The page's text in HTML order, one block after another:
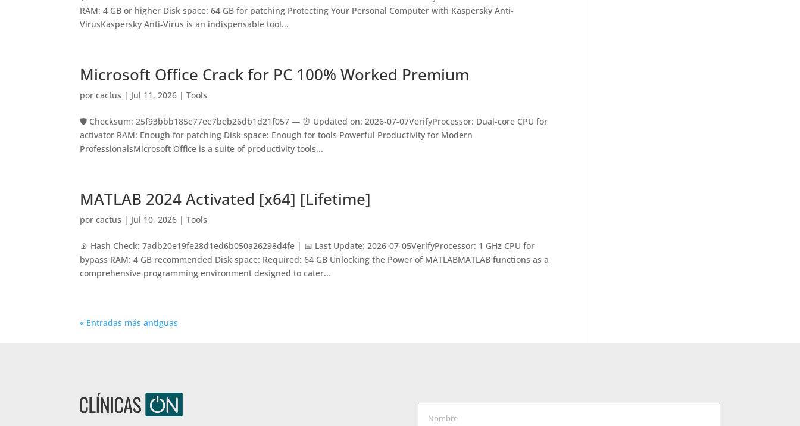
RAM: 4 GB or higher Disk space: 64 GB for patching Protecting Your Personal Computer with Kaspersky Anti-
VirusKaspersky Anti-Virus is an indispensable tool...
Microsoft Office Crack for PC 100% Worked Premium
porcactus | Jul 11, 2026 |Tools
🛡️ Checksum: 25f93bbb185e77ee7beb26db1d21f057 — ⏰ Updated on: 2026-07-07VerifyProcessor: Dual-core CPU for
activator RAM: Enough for patching Disk space: Enough for tools Powerful Productivity for Modern
ProfessionalsMicrosoft Office is a suite of productivity tools...
MATLAB 2024 Activated [x64] [Lifetime]
porcactus | Jul 10, 2026 |Tools
📡 Hash Check: 7adb20e19fe28d1ed6b050a26298d4fe | 📅 Last Update: 2026-07-05VerifyProcessor: 1 GHz CPU for
bypass RAM: 4 GB recommended Disk space: Required: 64 GB Unlocking the Power of MATLABMATLAB functions as a
comprehensive programming environment designed to cater...
« Entradas más antiguas